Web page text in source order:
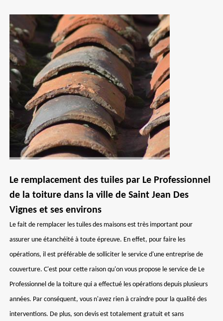
Le remplacement des tuiles par Le Professionnel
de la toiture dans la ville de Saint Jean Des
Vignes et ses environs
Le fait de remplacer les tuiles des maisons est très important pour
assurer une étanchéité à toute épreuve. En effet, pour faire les
opérations, il est préférable de solliciter le service d'une entreprise de
couverture. C'est pour cette raison qu'on vous propose le service de Le
Professionnel de la toiture qui a effectué les opérations depuis plusieurs
années. Par conséquent, vous n'avez rien à craindre pour la qualité des
interventions. De plus, son devis est totalement gratuit et sans